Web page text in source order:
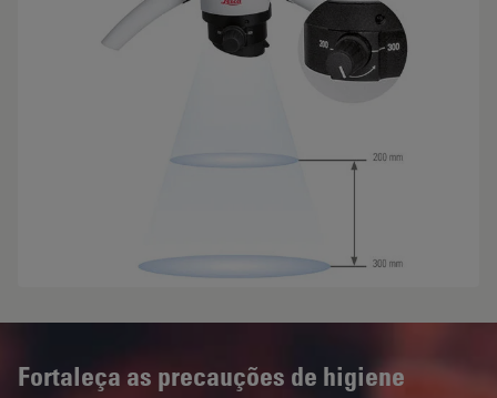
Fortaleça as precauções de higiene